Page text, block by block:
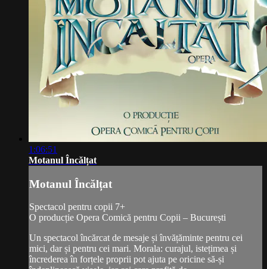
1:06:51
Motanul Încălțat
Motanul Încălțat
Spectacol pentru copii 7+
O producție Opera Comică pentru Copii – București
Un spectacol încărcat de mesaje și învățăminte pentru cei
mici, dar și pentru cei mari. Morala: curajul, istețimea și
încrederea în forțele proprii pot ajuta pe oricine să-și